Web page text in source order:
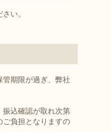
い。
期限が過ぎ、弊社
振込確認が取れ次第
負担となりますの